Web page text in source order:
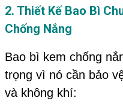
2. Thiết Kế Bao Bì
Chống Nắng
Bao bì kem chống
trọng vì nó cần bảo
và không khí: